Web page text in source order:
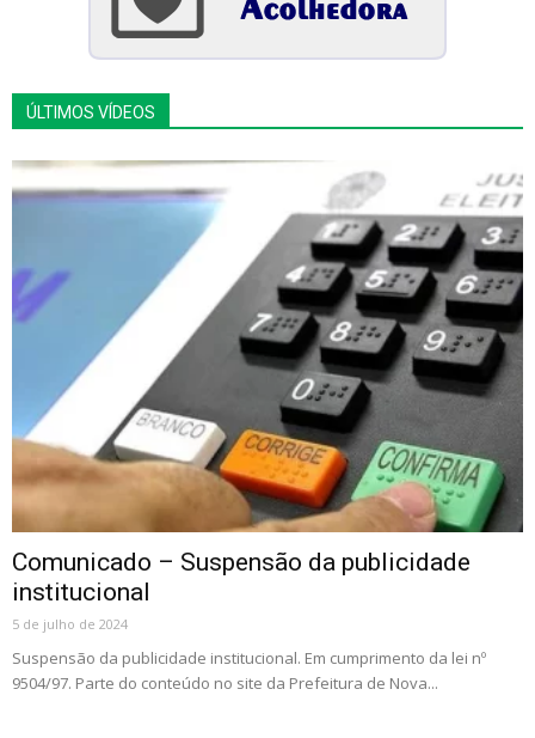
ÚLTIMOS VÍDEOS
Comunicado – Suspensão da publicidade
institucional
5 de julho de 2024
Suspensão da publicidade institucional. Em cumprimento da lei nº
9504/97. Parte do conteúdo no site da Prefeitura de Nova...